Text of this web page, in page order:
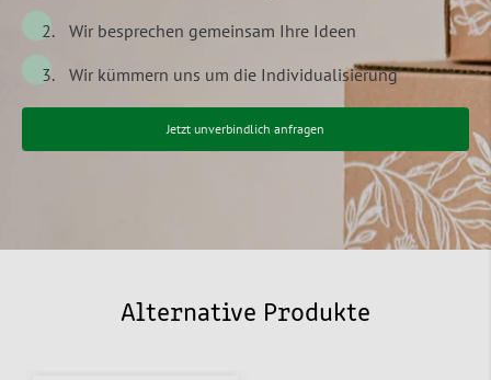
Wir besprechen gemeinsam Ihre Ideen
Wir kümmern uns um die Individualisierung
Jetzt unverbindlich anfragen
Alternative Produkte